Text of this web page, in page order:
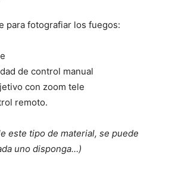
para fotografiar los fuegos:
de control manual
con zoom tele
remoto.
este tipo de material, se puede
uno disponga…)